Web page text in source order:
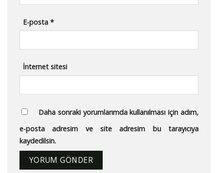
E-posta*
İnternet sitesi
Daha sonraki yorumlarımda kullanılması için adım,
e-posta adresim ve site adresim bu tarayıcıya
kaydedilsin.